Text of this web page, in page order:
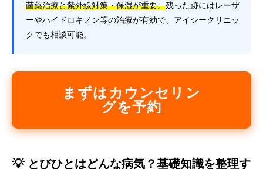
菌薬治療と紫外線対策・保湿が重要。残った跡にはレーザ
ーやハイドロキノン等の治療が有効で、アイシークリニッ
クでも相談可能。
まずはカウンセリン
グを予約
💡 とびひとはどんな病気？基礎知識を整理す